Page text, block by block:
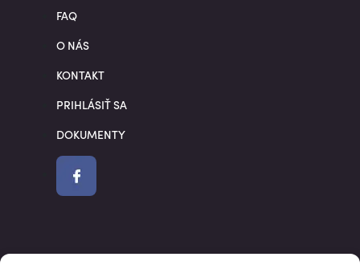
FAQ
O NÁS
KONTAKT
PRIHLÁSIŤ SA
DOKUMENTY